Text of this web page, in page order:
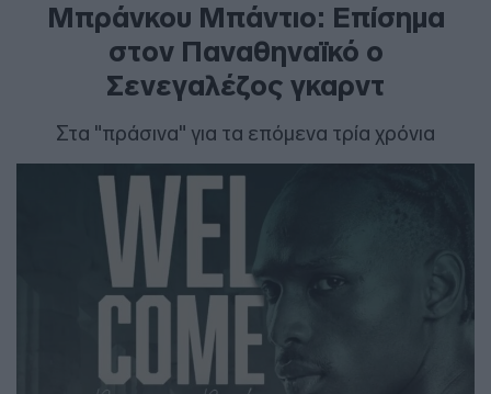
Μπράνκου Μπάντιο: Επίσημα
στον Παναθηναϊκό ο
Σενεγαλέζος γκαρντ
Στα "πράσινα" για τα επόμενα τρία χρόνια